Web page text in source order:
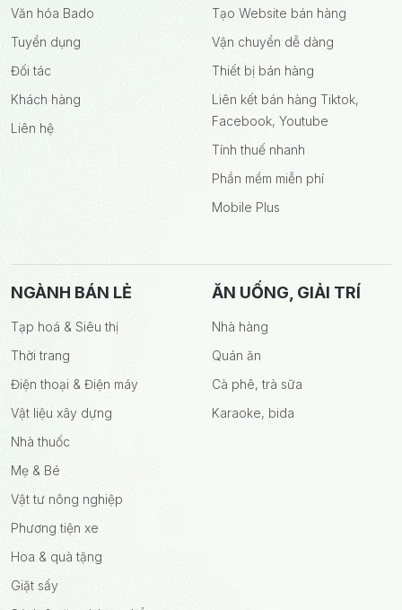
Văn hóa Bado
Tuyển dụng
Đối tác
Khách hàng
Liên hệ
Tạo Website bán hàng
Vận chuyển dễ dàng
Thiết bị bán hàng
Liên kết bán hàng Tiktok,
Facebook, Youtube
Tính thuế nhanh
Phần mềm miễn phí
Mobile Plus
NGÀNH BÁN LẺ
Tạp hoá & Siêu thị
Thời trang
Điện thoại & Điện máy
Vật liệu xây dựng
Nhà thuốc
Mẹ & Bé
Vật tư nông nghiệp
Phương tiện xe
Hoa & quà tặng
Giặt sấy
ĂN UỐNG, GIẢI TRÍ
Nhà hàng
Quán ăn
Cà phê, trà sữa
Karaoke, bida